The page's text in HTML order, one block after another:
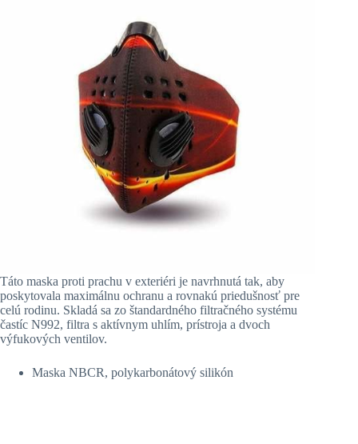
Táto maska proti prachu v exteriéri je navrhnutá tak, aby
poskytovala maximálnu ochranu a rovnakú priedušnosť pre
celú rodinu. Skladá sa zo štandardného filtračného systému
častíc N992, filtra s aktívnym uhlím, prístroja a dvoch
výfukových ventilov.
Maska NBCR, polykarbonátový silikón